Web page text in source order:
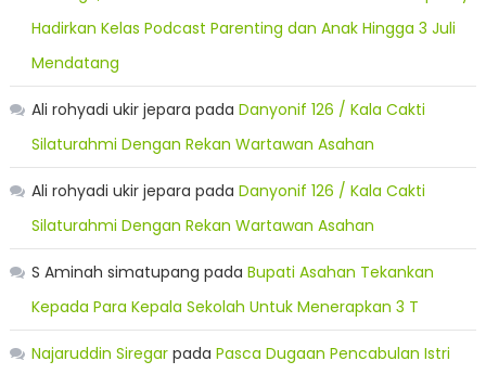
Hadirkan Kelas Podcast Parenting dan Anak Hingga 3 Juli
Mendatang
Ali rohyadi ukir jepara pada Danyonif 126 / Kala Cakti
Silaturahmi Dengan Rekan Wartawan Asahan
Ali rohyadi ukir jepara pada Danyonif 126 / Kala Cakti
Silaturahmi Dengan Rekan Wartawan Asahan
S Aminah simatupang pada Bupati Asahan Tekankan
Kepada Para Kepala Sekolah Untuk Menerapkan 3 T
Najaruddin Siregarpada Pasca Dugaan Pencabulan Istri